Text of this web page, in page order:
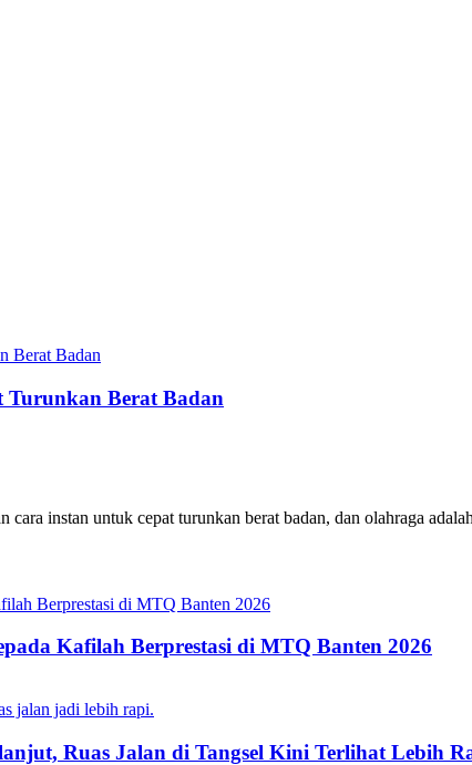
Turunkan Berat Badan
instan untuk cepat turunkan berat badan, dan olahraga
Kafilah Berprestasi di MTQ Banten 2026
Ruas Jalan di Tangsel Kini Terlihat Lebih